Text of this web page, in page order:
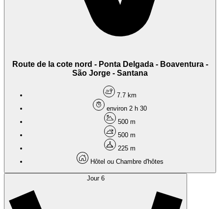
Route de la cote nord - Ponta Delgada - Boaventura -
São Jorge - Santana
7.7 km
environ 2 h 30
500 m
500 m
225 m
Hôtel ou Chambre d'hôtes
Jour 6